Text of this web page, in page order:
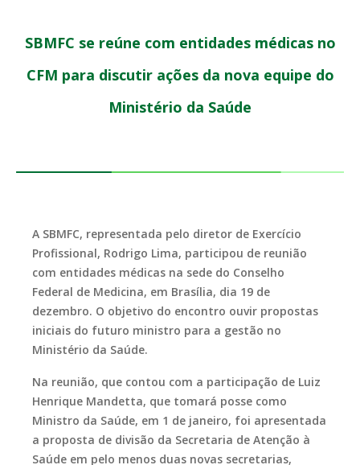
SBMFC se reúne com entidades médicas no
CFM para discutir ações da nova equipe do
Ministério da Saúde
A SBMFC, representada pelo diretor de Exercício
Profissional, Rodrigo Lima, participou de reunião
com entidades médicas na sede do Conselho
Federal de Medicina, em Brasília, dia 19 de
dezembro. O objetivo do encontro ouvir propostas
iniciais do futuro ministro para a gestão no
Ministério da Saúde.
Na reunião, que contou com a participação de Luiz
Henrique Mandetta, que tomará posse como
Ministro da Saúde, em 1 de janeiro, foi apresentada
a proposta de divisão da Secretaria de Atenção à
Saúde em pelo menos duas novas secretarias,